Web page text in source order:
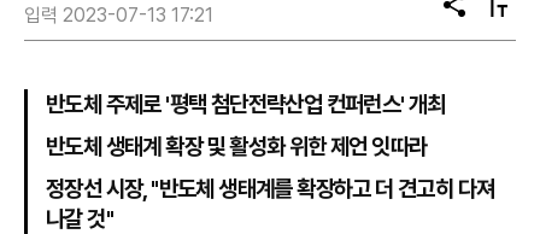
입력 2023-07-13 17:21
공
유
텍
스
반도체 주제로 '평택 첨단전략산업 컨퍼런스' 개최
반도체 생태계 확장 및 활성화 위한 제언 잇따라
정장선 시장, "반도체 생태계를 확장하고 더 견고히 다져
나갈 것"